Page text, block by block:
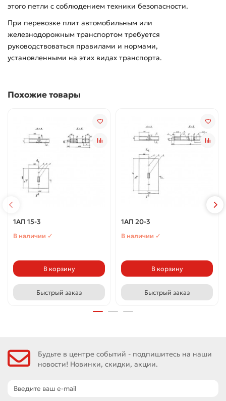
этого петли с соблюдением техники безопасности.
При перевозке плит автомобильным или
железнодорожным транспортом требуется
руководствоваться правилами и нормами,
установленными на этих видах транспорта.
Похожие товары
1АП 15-3
В наличии ✓
В корзину
Быстрый заказ
1АП 20-3
В наличии ✓
В корзину
Быстрый заказ
Будьте в центре событий - подпишитесь на наши
новости! Новинки, скидки, акции.